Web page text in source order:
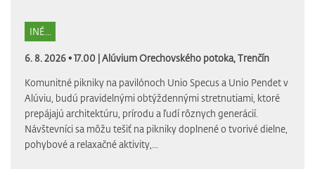
INÉ...
6. 8. 2026 • 17.00 |Alúvium Orechovského potoka, Trenčín
Komunitné pikniky na pavilónoch Unio Specus a Unio Pendet v
Alúviu, budú pravidelnými obtýždennými stretnutiami, ktoré
prepájajú architektúru, prírodu a ľudí rôznych generácií.
Návštevníci sa môžu tešiť na pikniky doplnené o tvorivé dielne,
pohybové a relaxačné aktivity,...